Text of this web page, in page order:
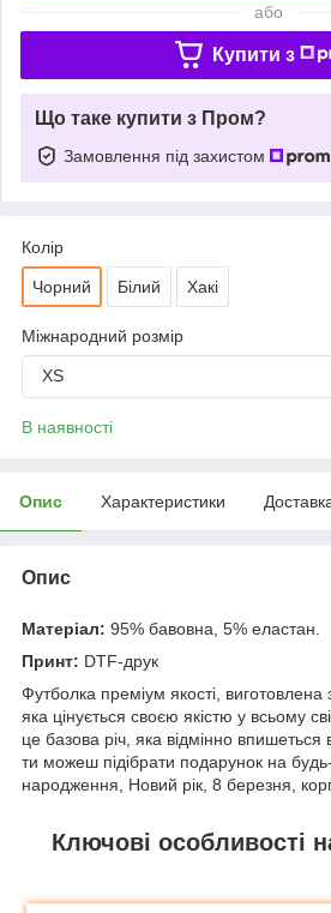
або
Купити з
Що таке купити з Пром?
Замовлення під захистом
Колір
Чорний Білий Хакі
Міжнародний розмір
XS
В наявності
Опис Характеристики
Опис
Матеріал: 95% бавовна, 5% еластан.
Принт: DTF-друк
Футболка преміум якості, виготовлена
яка цінується своєю якістю у всьому
це базова річ, яка відмінно впишеться
ти можеш підібрати подарунок на
народження, Новий рік, 8 березня,
Ключові особливості